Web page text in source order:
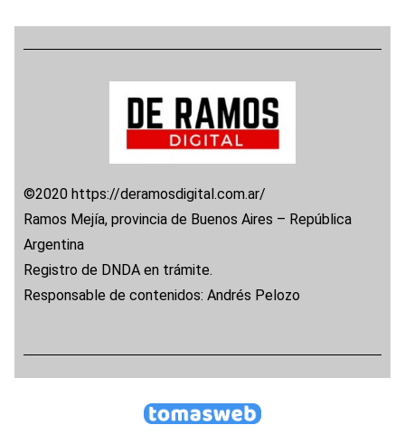
©2020 https://deramosdigital.com.ar/
Ramos Mejía, provincia de Buenos Aires – República
Argentina
Registro de DNDA en trámite.
Responsable de contenidos: Andrés Pelozo